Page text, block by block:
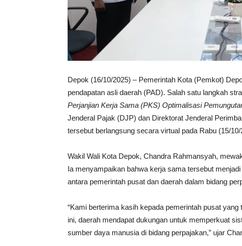
Depok (16/10/2025) – Pemerintah Kota (Pemkot)
pendapatan asli daerah (PAD). Salah satu langkah
Perjanjian Kerja Sama (PKS) Optimalisasi
Jenderal Pajak (DJP) dan Direktorat Jenderal
tersebut berlangsung secara virtual pada Rabu (15/10/
Wakil Wali Kota Depok, Chandra Rahmansyah,
Ia menyampaikan bahwa kerja sama tersebut
antara pemerintah pusat dan daerah dalam bidang
“Kami berterima kasih kepada pemerintah pusat
ini, daerah mendapat dukungan untuk memperkuat
sumber daya manusia di bidang perpajakan,” ujar